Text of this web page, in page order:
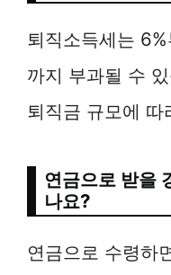
퇴직소득세는
까지 부과될 수
퇴직금 규모에 따
연금으로 받을
나요?
연금으로 수령하